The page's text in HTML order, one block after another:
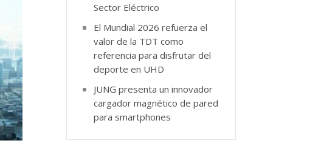
Sector Eléctrico
El Mundial 2026 refuerza el
valor de la TDT como
referencia para disfrutar del
deporte en UHD
JUNG presenta un innovador
cargador magnético de pared
para smartphones